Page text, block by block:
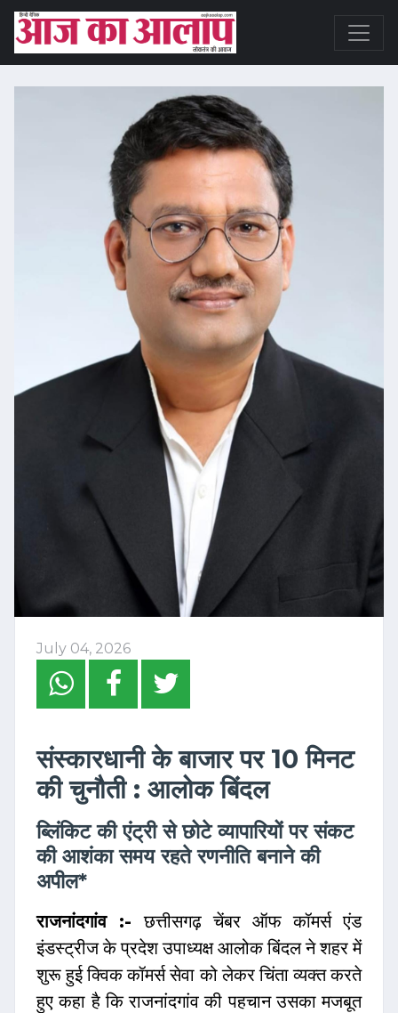
July 04, 2026
संस्कारधानी के बाजार पर 10 मिनट
की चुनौती : आलोक बिंदल
ब्लिंकिट की एंट्री से छोटे व्यापारियों पर संकट
की आशंका समय रहते रणनीति बनाने की
अपील*
राजनांदगांव :-छत्तीसगढ़ चेंबर ऑफ कॉमर्स एंड
इंडस्ट्रीज के प्रदेश उपाध्यक्ष आलोक बिंदल ने शहर में
शुरू हुई क्विक कॉमर्स सेवा को लेकर चिंता व्यक्त करते
हुए कहा है कि राजनांदगांव की पहचान उसका मजबूत